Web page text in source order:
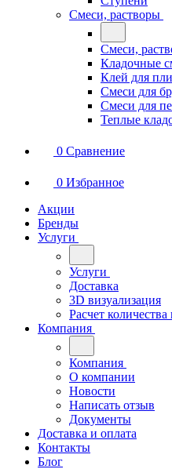
Смеси, растворы
Смеси,
Кладочные
Клей для
Смеси для
Смеси для
Теплые
0 Сравнение
0 Избранное
Акции
Бренды
Услуги
Услуги
Доставка
3D визуализация
Расчет
Компания
Компания
О компании
Новости
Написать отзыв
Документы
Доставка и оплата
Контакты
Блог